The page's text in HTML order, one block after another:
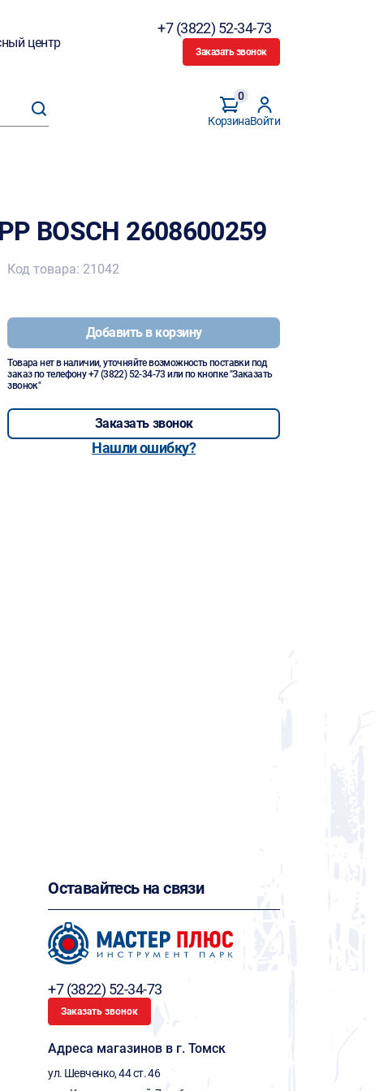
центр
+7 (3822) 52-34-73
Заказать звонок
Корзина
0
Войти
BOSCH 2608600259
Код товара: 21042
Добавить в корзину
Товара нет в наличии, уточняйте возможность поставки под
заказ по телефону+7 (3822) 52-34-73 или по кнопке "Заказать
звонок"
Заказать звонок
Нашли ошибку?
Оставайтесь на связи
+7 (3822) 52-34-73
Заказать звонок
Адреса магазинов в г. Томск
ул. Шевченко, 44 ст. 46